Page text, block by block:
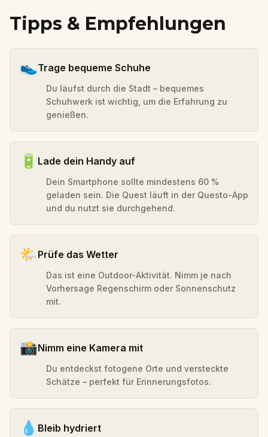
Tipps & Empfehlungen
👟Trage bequeme Schuhe
Du läufst durch die Stadt – bequemes
Schuhwerk ist wichtig, um die Erfahrung zu
genießen.
🔋 Lade dein Handy auf
Dein Smartphone sollte mindestens 60 %
geladen sein. Die Quest läuft in der Questo-App
und du nutzt sie durchgehend.
🌤️Prüfe das Wetter
Das ist eine Outdoor-Aktivität. Nimm je nach
Vorhersage Regenschirm oder Sonnenschutz
mit.
📸Nimm eine Kamera mit
Du entdeckst fotogene Orte und versteckte
Schätze – perfekt für Erinnerungsfotos.
💧 Bleib hydriert